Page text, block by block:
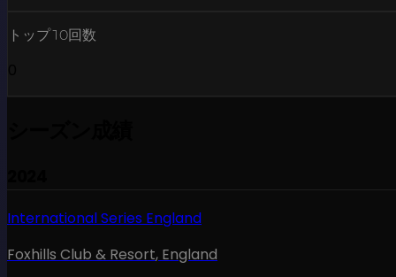
トップ10回数
International Series England
Foxhills Club & Resort, England